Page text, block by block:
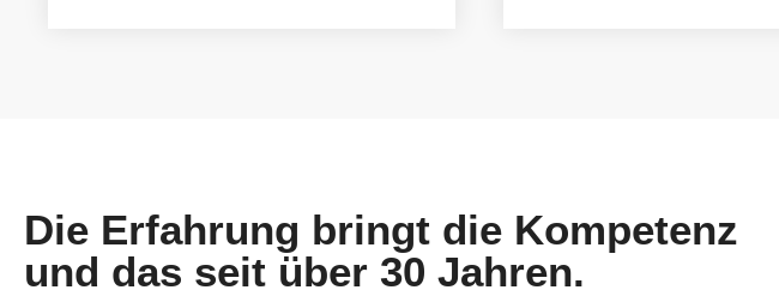
Die Erfahrung bringt die Kompetenz
und das seit über 30 Jahren.